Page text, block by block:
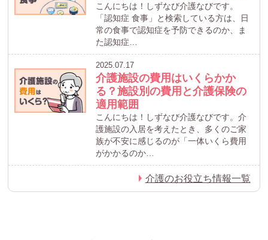
こんにちは！しずなび介護なびです。
「認知症 食事」と検索している方は、日
常の食事で認知症を予防できるのか、ま
た認知症…
2025.07.17
介護施設の費用はいくらかか
る？施設別の費用と介護保険の
適用範囲
こんにちは！しずなび介護なびです。介
護施設の入居を考えたとき、多くのご家
族が不安に感じるのが「一体いくら費用
がかかるのか…
介護のお役立ち情報一覧